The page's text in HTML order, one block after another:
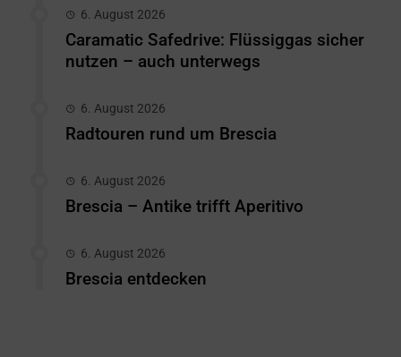
6. August 2026
Caramatic Safedrive: Flüssiggas sicher
nutzen – auch unterwegs
6. August 2026
Radtouren rund um Brescia
6. August 2026
Brescia – Antike trifft Aperitivo
6. August 2026
Brescia entdecken